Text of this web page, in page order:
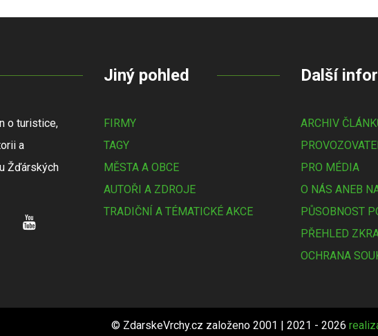
o turistice,
a
Žďárských
Jiný pohled
FIRMY
TAGY
MĚSTA A OBCE
AUTOŘI A ZDROJE
TRADIČNÍ A TÉMATICKÉ AKCE
Další
ARCHIV
PRO MÉDIA
O NÁS ANEB
PŮSOBNOST
PŘEHLED
OCHRANA
© ZdarskeVrchy.cz založeno 2001 | 2021 - 2026